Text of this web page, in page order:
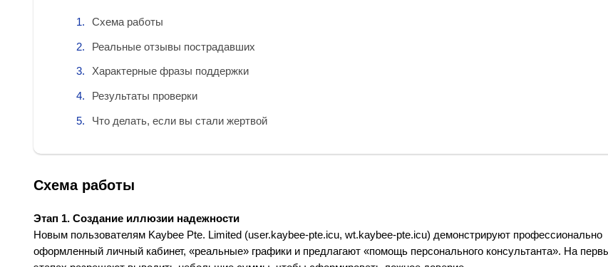
Схема работы
Реальные отзывы пострадавших
Характерные фразы поддержки
Результаты проверки
Что делать, если вы стали жертвой
Схема работы
Этап 1. Создание иллюзии надежности
Новым пользователям Kaybee Pte. Limited (user.kaybee‑pte.icu, wt.kaybee‑pte.icu) демонстрируют профессионально
оформленный личный кабинет, «реальные» графики и предлагают «помощь персонального консультанта». На